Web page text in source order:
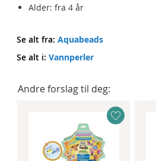
Alder: fra 4 år
Se alt fra:Aquabeads
Se alt i:Vannperler
Andre forslag til deg: